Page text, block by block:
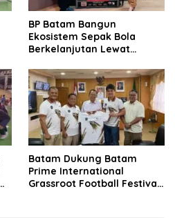
BP Batam Bangun
Ekosistem Sepak Bola
Berkelanjutan Lewat
Batam Dukung Batam
Prime International
Grassroot Football Festival